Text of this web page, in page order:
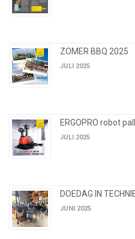
ZOMER BBQ 2025
JULI 2025
ERGOPRO robot
JULI 2025
DOEDAG IN
JUNI 2025